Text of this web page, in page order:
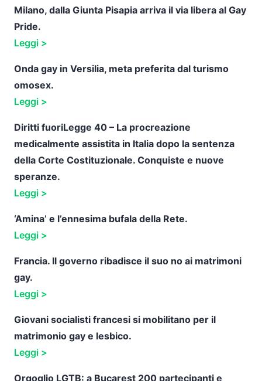
Milano, dalla Giunta Pisapia arriva il via libera al Gay
Pride.
Leggi >
Onda gay in Versilia, meta preferita dal turismo
omosex.
Leggi >
Diritti fuoriLegge 40 – La procreazione
medicalmente assistita in Italia dopo la sentenza
della Corte Costituzionale. Conquiste e nuove
speranze.
Leggi >
‘Amina’ e l’ennesima bufala della Rete.
Leggi >
Francia. Il governo ribadisce il suo no ai matrimoni
gay.
Leggi >
Giovani socialisti francesi si mobilitano per il
matrimonio gay e lesbico.
Leggi >
Orgoglio LGTB: a Bucarest 200 partecipanti e